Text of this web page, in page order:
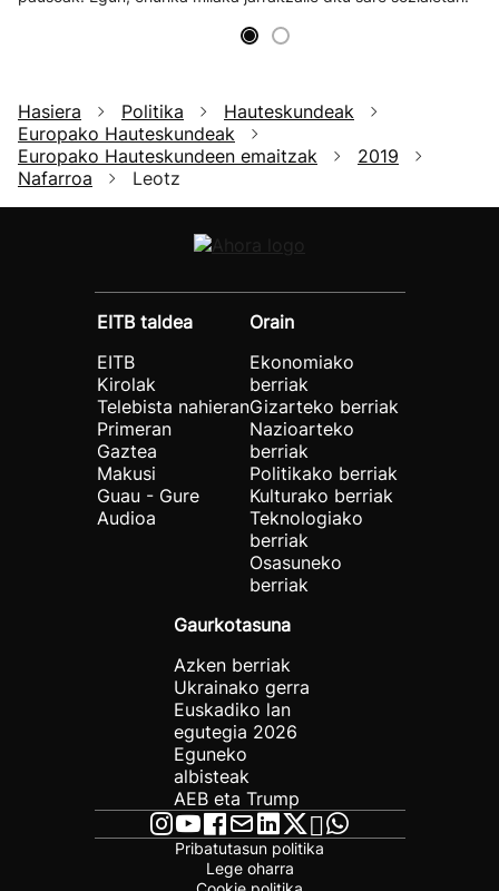
Hasiera Politika
Hauteskundeak
Europako Hauteskundeak
Europako Hauteskundeen emaitzak
2019
Nafarroa
Leotz
EITB taldea
EITB
Kirolak
Telebista nahieran
Primeran
Gaztea
Makusi
Guau - Gure
Audioa
Orain
Ekonomiako
berriak
Gizarteko berriak
Nazioarteko
berriak
Politikako berriak
Kulturako berriak
Teknologiako
berriak
Osasuneko
berriak
Gaurkotasuna
Azken berriak
Ukrainako gerra
Euskadiko lan
egutegia 2026
Eguneko
albisteak
AEB eta Trump
Pribatutasun politika
Lege oharra